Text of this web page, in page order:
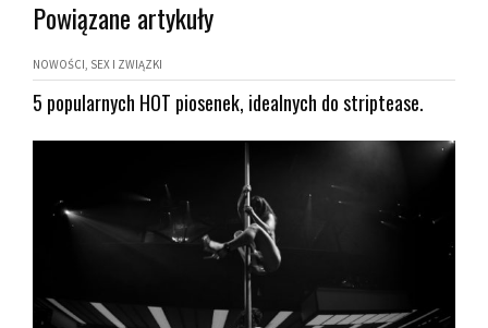
Powiązane artykuły
NOWOŚCI SEX I ZWIĄZKI
5 popularnych HOT piosenek, idealnych do striptease.